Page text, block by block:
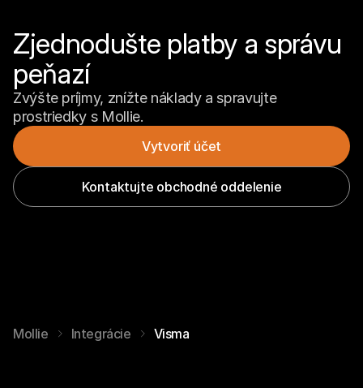
Zjednodušte platby a správu
peňazí
Zvýšte príjmy, znížte náklady a spravujte
prostriedky s Mollie.
Vytvoriť účet
Kontaktujte obchodné oddelenie
Mollie Integrácie Visma